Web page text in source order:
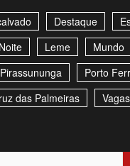
Destaque
Leme
Mundo
Pirassununga
Porto
das Palmeiras